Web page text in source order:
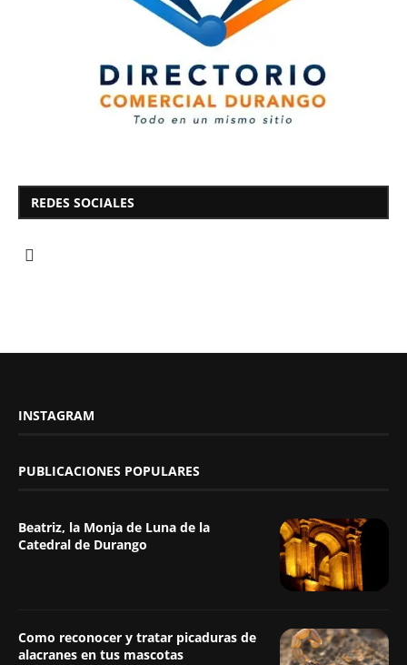
REDES SOCIALES
INSTAGRAM
PUBLICACIONES POPULARES
Beatriz, la Monja de Luna de la
Catedral de Durango
Como reconocer y tratar picaduras de
alacranes en tus mascotas